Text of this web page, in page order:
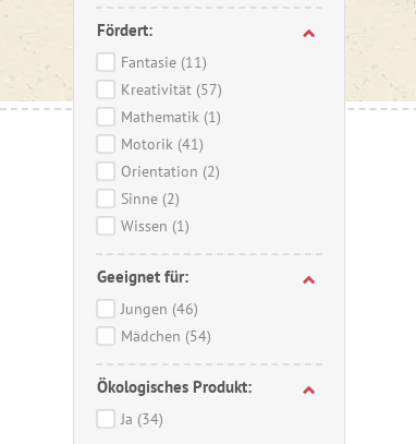
Fördert:
Fantasie (11)
Kreativität (57)
Mathematik (1)
Motorik (41)
Orientation (2)
Sinne (2)
Wissen (1)
Geeignet für:
Jungen (46)
Mädchen (54)
Ökologisches Produkt:
Ja (34)